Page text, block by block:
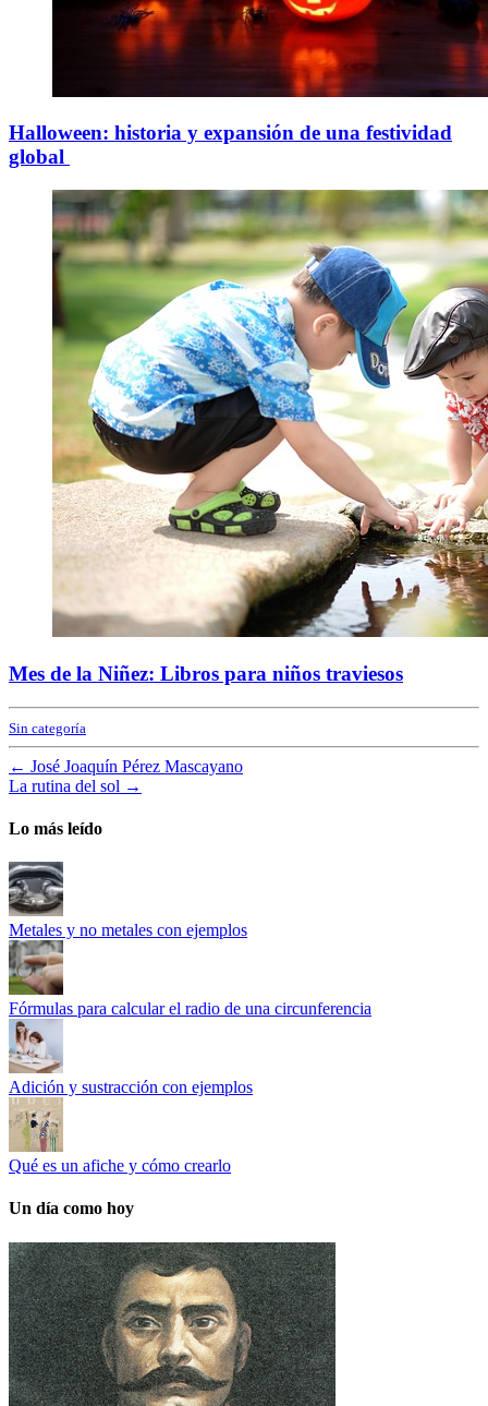
Halloween: historia y expansión de una festividad
global
Mes de la Niñez: Libros para niños traviesos
Sin categoría
← José Joaquín Pérez Mascayano
La rutina del sol →
Lo más leído
Metales y no metales con ejemplos
Fórmulas para calcular el radio de una circunferencia
Adición y sustracción con ejemplos
Qué es un afiche y cómo crearlo
Un día como hoy